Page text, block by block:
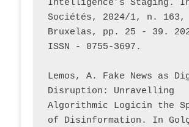
Intelligence’s Staging.
Sociétés, 2024/1, n. 163,
Bruxelas, pp. 25 - 39.
ISSN - 0755-3697.
Lemos, A. Fake News as
Disruption: Unravelling
Algorithmic Logicin the
of Disinformation. In